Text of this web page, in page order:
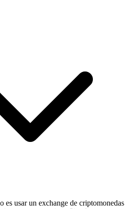
es usar un exchange de criptomonedas